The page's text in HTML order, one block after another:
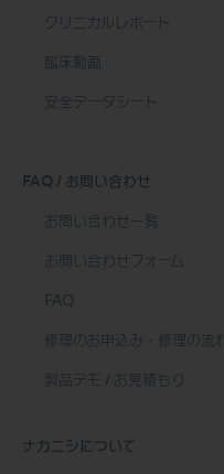
クリニカルレポート
臨床動画
安全データシート
FAQ / お問い合わせ
お問い合わせ一覧
お問い合わせフォーム
FAQ
修理のお申込み・修理の流れ
製品デモ / お見積もり
ナカニシについて